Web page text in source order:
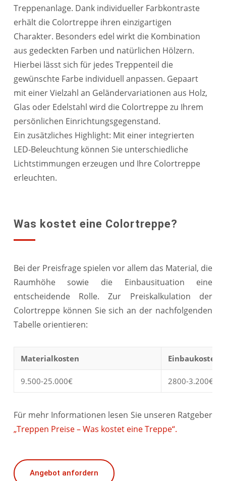
Treppenanlage. Dank individueller Farbkontraste
erhält die Colortreppe ihren einzigartigen
Charakter. Besonders edel wirkt die Kombination
aus gedeckten Farben und natürlichen Hölzern.
Hierbei lässt sich für jedes Treppenteil die
gewünschte Farbe individuell anpassen. Gepaart
mit einer Vielzahl an Geländervariationen aus Holz,
Glas oder Edelstahl wird die Colortreppe zu Ihrem
persönlichen Einrichtungsgegenstand.
Ein zusätzliches Highlight: Mit einer integrierten
LED-Beleuchtung können Sie unterschiedliche
Lichtstimmungen erzeugen und Ihre Colortreppe
erleuchten.
Was kostet eine Colortreppe?
Bei der Preisfrage spielen vor allem das Material, die
Raumhöhe sowie die Einbausituation eine
entscheidende Rolle. Zur Preiskalkulation der
Colortreppe können Sie sich an der nachfolgenden
Tabelle orientieren:
Materialkosten Einbaukosten
9.500-25.000€ 2800-3.200€
Für mehr Informationen lesen Sie unseren Ratgeber
„Treppen Preise – Was kostet eine Treppe“.
Angebot anfordern